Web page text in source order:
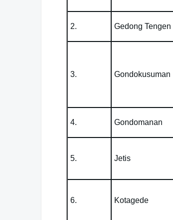
2. Gedong Tengen
3. Gondokusuman
4. Gondomanan
5. Jetis
6. Kotagede